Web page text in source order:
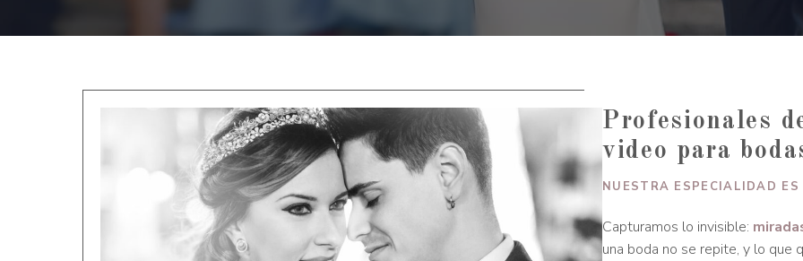
Profesionales
video para
NUESTRA ESPECIALIDAD
Capturamos lo invisible:
una boda no se repite, y lo que